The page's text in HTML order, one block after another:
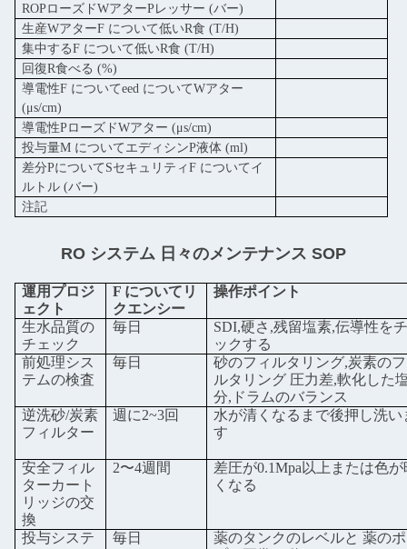
ROPローズドWアターPレッサー (バー)
生産WアターF について低いR食 (T/H)
集中するF について低いR食 (T/H)
回復R食べる (%)
導電性F についてeed についてWアター
(μs/cm)
導電性PローズドWアター (μs/cm)
投与量M について エディシンP液体 (ml)
差分Pについて SセキュリティF について イ
ルトル (バー)
注記
RO システム 日々のメンテナンス SOP
運用プロジ
ェクト
F について リ
クエンシー
操作ポイント
生水品質の
チェック
毎日
SDI,硬さ,残留塩素,伝導性を
ックする
前処理シス
テムの検査
毎日
砂のフィルタリング,炭素の
ルタリング 圧力差,軟化した
分,ドラムのバランス
逆洗砂/炭素
フィルター
週に2~3回
水が清くなるまで後押し洗い
す
安全フィル
ターカート
リッジの交
換
2〜4週間
差圧が0.1Mpa以上または色が
くなる
投与システ
毎日
薬のタンクのレベルと 薬の